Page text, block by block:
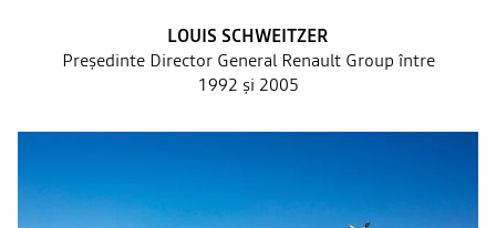
LOUIS SCHWEITZER
Președinte Director General Renault Group între
1992 și 2005